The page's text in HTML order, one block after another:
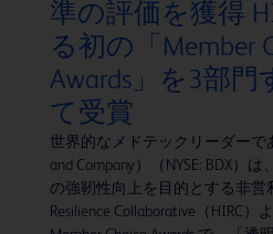
準の評価を獲得
る初の「Member
Awards」を3部
て受賞
世界的なメドテックリーダーで
and Company）（NYSE: BDX）
の強靭性向上を目的とする非営
Resilience Collaborative（HIRC）